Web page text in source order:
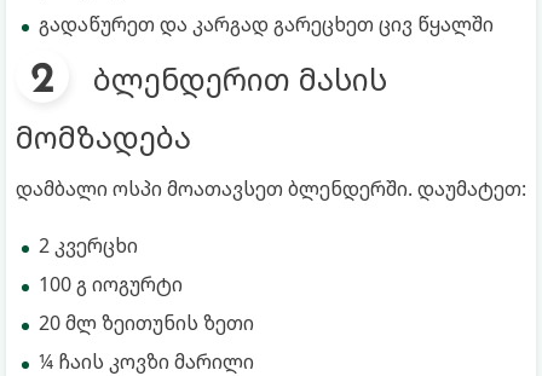
გადაწურეთ და კარგად გარეცხეთ ცივ წყალში
ბლენდერით მასის
მომზადება
დამბალი ოსპი მოათავსეთ ბლენდერში. დაუმატეთ:
2 კვერცხი
100 გ იოგურტი
20 მლ ზეითუნის ზეთი
¼ ჩაის კოვზი მარილი